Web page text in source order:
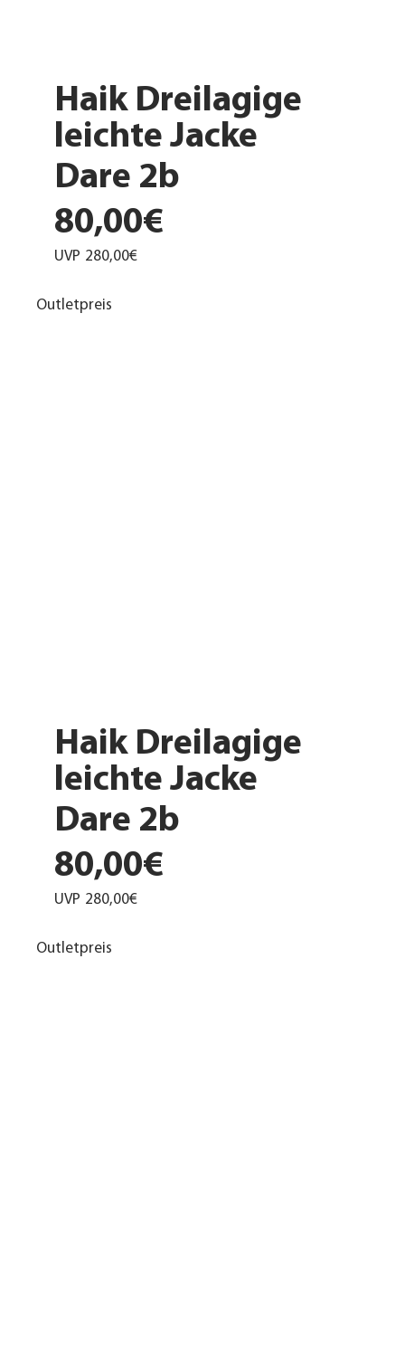
Haik Dreilagige
leichte Jacke
Dare 2b
80,00€
UVP 280,00€
Haik Dreilagige
leichte Jacke
Dare 2b
80,00€
UVP 280,00€
Outletpreis
Outletpreis